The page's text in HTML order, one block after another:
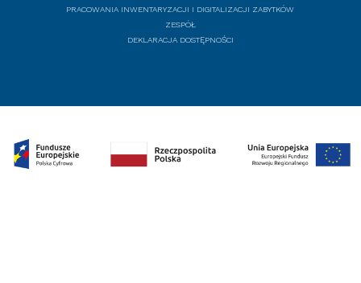
PRACOWANIA INWENTARYZACJI I DIGITALIZACJI ZABYTKÓW
ZESPÓŁ
DEKLARACJA DOSTĘPNOŚCI